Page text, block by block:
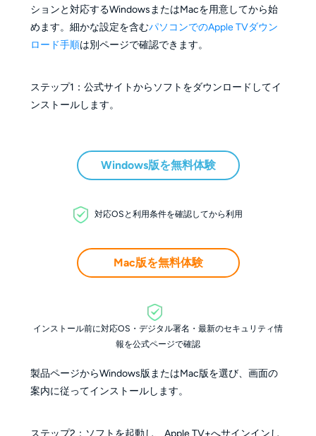
ションと対応するWindowsまたはMacを用意してから始
めます。細かな設定を含むパソコンでのApple TVダウン
ロード手順は別ページで確認できます。
ステップ1：公式サイトからソフトをダウンロードしてイ
ンストールします。
Windows版を無料体験
対応OSと利用条件を確認してから利用
Mac版を無料体験
インストール前に対応OS・デジタル署名・最新のセキュリティ情
報を公式ページで確認
製品ページからWindows版またはMac版を選び、画面の
案内に従ってインストールします。
ステップ2：ソフトを起動し、Apple TV+へサインインし